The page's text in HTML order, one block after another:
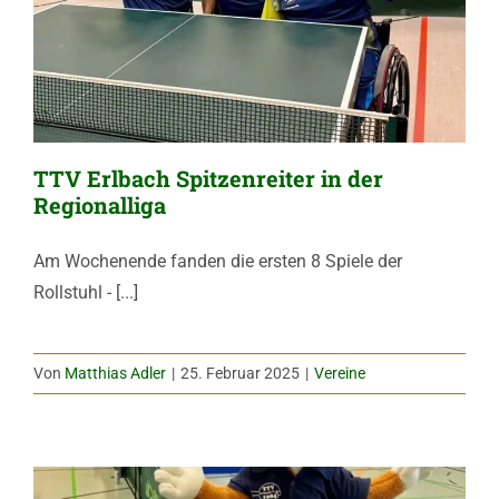
TTV Erlbach Spitzenreiter in der
Regionalliga
Am Wochenende fanden die ersten 8 Spiele der
Rollstuhl - [...]
Von Matthias Adler | 25. Februar 2025 | Vereine